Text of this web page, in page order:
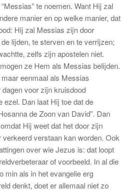
te noemen. Want Hij zal
manier en op welke manier, dat
Hij zal Messias zijn door
lijden, te sterven en te verrijzen;
zelfs zijn apostelen niet.
ze Hem als Messias belijden.
eenmaal als Messias
voor zijn kruisdood
ezel. Dan laat Hij toe dat de
de Zoon van David”. Dan
Hij weet dat het door zijn
verstaan kan worden. Ook
over wie Jezus is: dat loopt
of voorbeeld. In al die
min als in het evangelie erg
denkt, doet er allemaal niet zo